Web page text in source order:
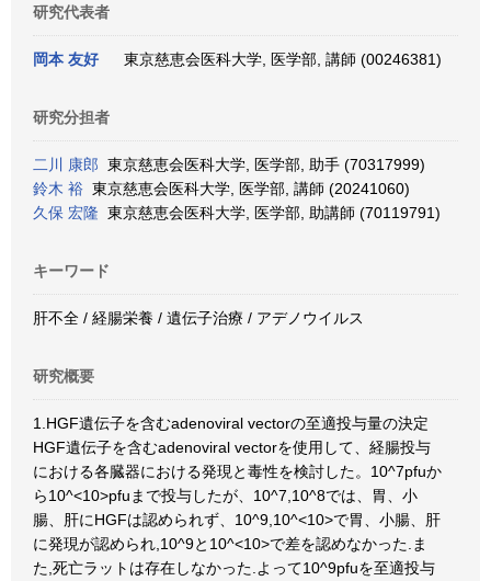
研究代表者
岡本 友好 東京慈恵会医科大学, 医学部, 講師 (00246381)
研究分担者
二川 康郎 東京慈恵会医科大学, 医学部, 助手 (70317999)
鈴木 裕 東京慈恵会医科大学, 医学部, 講師 (20241060)
久保 宏隆 東京慈恵会医科大学, 医学部, 助講師 (70119791)
キーワード
肝不全 / 経腸栄養 / 遺伝子治療 / アデノウイルス
研究概要
1.HGF遺伝子を含むadenoviral vectorの至適投与量の決定
HGF遺伝子を含むadenoviral vectorを使用して、経腸投与
における各臓器における発現と毒性を検討した。10^7pfuか
ら10^<10>pfuまで投与したが、10^7,10^8では、胃、小
腸、肝にHGFは認められず、10^9,10^<10>で胃、小腸、肝
に発現が認められ,10^9と10^<10>で差を認めなかった.ま
た,死亡ラットは存在しなかった.よって10^9pfuを至適投与